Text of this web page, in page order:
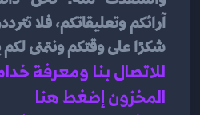
شكرًا على وقتكم ونتمنى
المخزون إضغط هنا